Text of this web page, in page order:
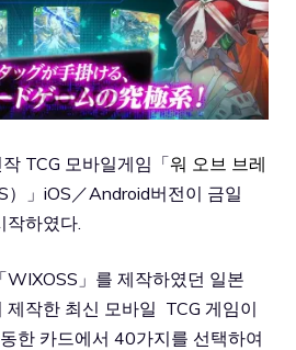
TCG 모바일게임「워 오브 브레
）」iOS／Android버전이 금일
하였다.
WIXOSS」를 제작하였던 일본
작한 최신 모바일 TCG 게임이
한 카드에서 40가지를 선택하여